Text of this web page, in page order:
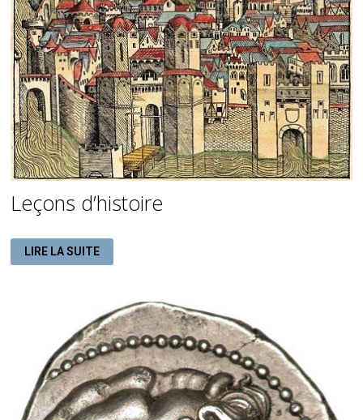
Leçons d’histoire
LEÇONS
D’HISTOIRE
LIRE LA SUITE